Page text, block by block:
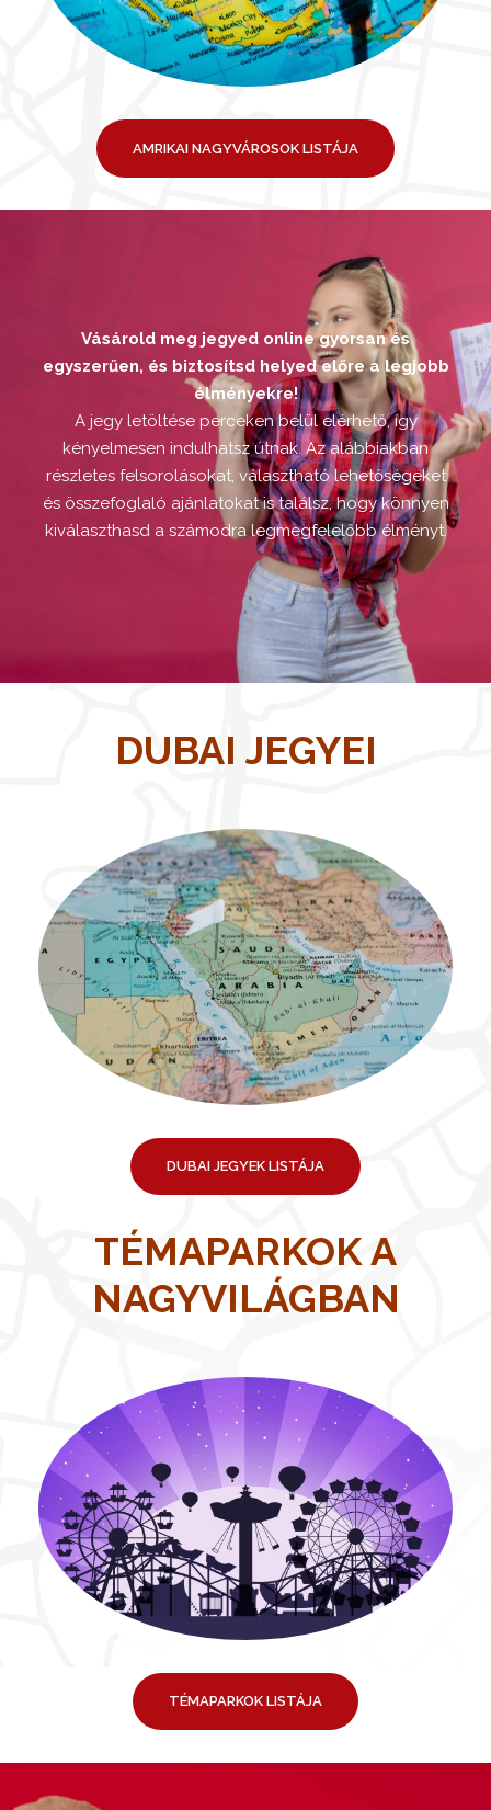
AMRIKAI NAGYVÁROSOK LISTÁJA
Vásárold meg jegyed online gyorsan és
egyszerűen, és biztosítsd helyed előre a legjobb
élményekre!
A jegy letöltése perceken belül elérhető, így
kényelmesen indulhatsz útnak. Az alábbiakban
részletes felsorolásokat, választható lehetőségeket
és összefoglaló ajánlatokat is találsz, hogy könnyen
kiválaszthasd a számodra legmegfelelőbb élményt.
DUBAI JEGYEI
DUBAI JEGYEK LISTÁJA
TÉMAPARKOK A
NAGYVILÁGBAN
TÉMAPARKOK LISTÁJA